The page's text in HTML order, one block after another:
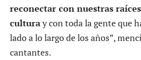
reconectar con nuestras
culturay con toda la gente que
lado a lo largo de los años”,
cantantes.